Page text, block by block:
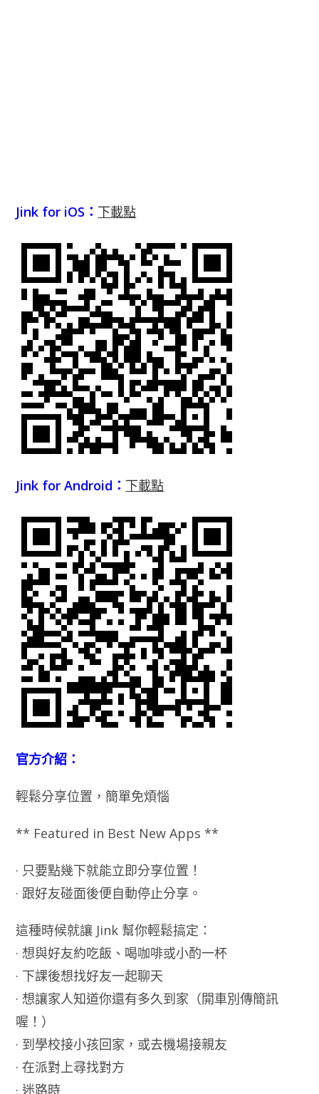
Jink for iOS： 下載點
Jink for Android： 下載點
官方介紹：
輕鬆分享位置，簡單免煩惱
** Featured in Best New Apps **
· 只要點幾下就能立即分享位置！
· 跟好友碰面後便自動停止分享。
這種時候就讓 Jink 幫你輕鬆搞定：
· 想與好友約吃飯、喝咖啡或小酌一杯
· 下課後想找好友一起聊天
· 想讓家人知道你還有多久到家（開車別傳簡訊
喔！）
· 到學校接小孩回家，或去機場接親友
· 在派對上尋找對方
· 迷路時